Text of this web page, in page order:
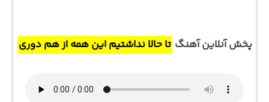
پخش آنلاین آهنگ تا حالا نداشتیم این همه از هم دوری